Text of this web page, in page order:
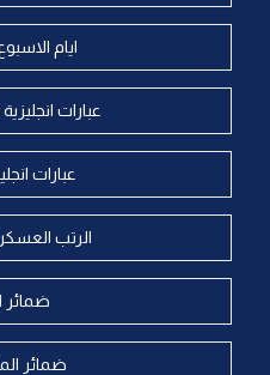
ايام
عبارات
عبارات
الرتب
ضمائر
ضمائر